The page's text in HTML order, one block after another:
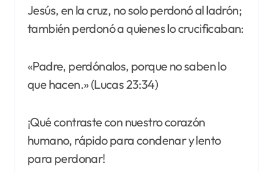
Jesús, en la cruz, no solo perdonó al ladrón;
también perdonó a quienes lo crucificaban:
«Padre, perdónalos, porque no saben lo
que hacen.» (Lucas 23:34)
¡Qué contraste con nuestro corazón
humano, rápido para condenar y lento
para perdonar!